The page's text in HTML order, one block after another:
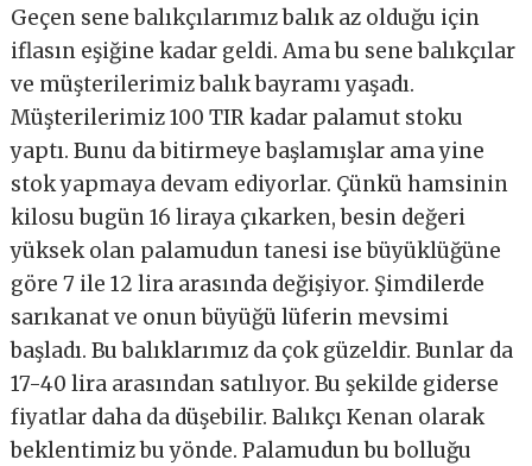
Geçen sene balıkçılarımız balık az olduğu için
iflasın eşiğine kadar geldi. Ama bu sene balıkçılar
ve müşterilerimiz balık bayramı yaşadı.
Müşterilerimiz 100 TIR kadar palamut stoku
yaptı. Bunu da bitirmeye başlamışlar ama yine
stok yapmaya devam ediyorlar. Çünkü hamsinin
kilosu bugün 16 liraya çıkarken, besin değeri
yüksek olan palamudun tanesi ise büyüklüğüne
göre 7 ile 12 lira arasında değişiyor. Şimdilerde
sarıkanat ve onun büyüğü lüferin mevsimi
başladı. Bu balıklarımız da çok güzeldir. Bunlar da
17-40 lira arasından satılıyor. Bu şekilde giderse
fiyatlar daha da düşebilir. Balıkçı Kenan olarak
beklentimiz bu yönde. Palamudun bu bolluğu